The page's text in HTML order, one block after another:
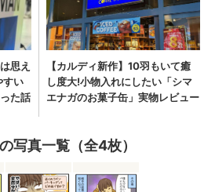
写真一覧（全4枚）